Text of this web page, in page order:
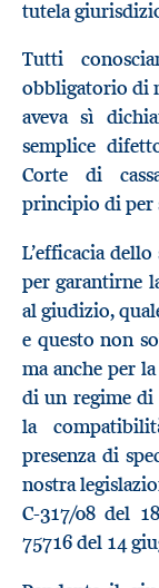
tutela
Tutti
obbligatorio di
aveva sì
semplice
Corte di
principio di per
L’efficacia
per garantirne
al giudizio,
e questo non
ma anche per
di un regime
la
presenza di
nostra
C-317/08 del
75716 del 14